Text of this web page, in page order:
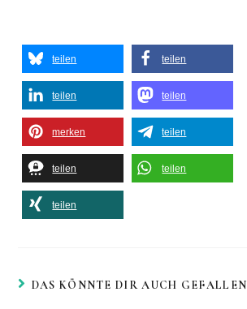
teilen teilen
teilen teilen
merken teilen
teilen teilen
teilen
DAS KÖNNTE DIR AUCH GEFALLEN